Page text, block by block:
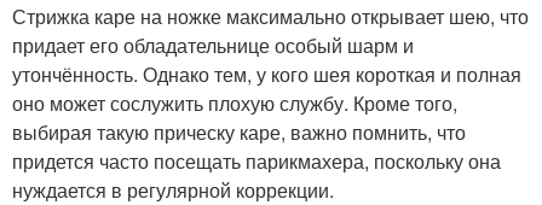
Стрижка каре на ножке максимально открывает шею, что
придает его обладательнице особый шарм и
утончённость. Однако тем, у кого шея короткая и полная
оно может сослужить плохую службу. Кроме того,
выбирая такую прическу каре, важно помнить, что
придется часто посещать парикмахера, поскольку она
нуждается в регулярной коррекции.